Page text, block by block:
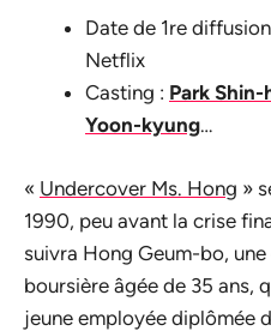
Date de 1re
Netflix
Casting : Park Shin-
Yoon-kyung…
« Undercover Ms. Hong »
1990, peu avant la crise
suivra Hong Geum-bo,
boursière âgée de 35 ans,
jeune employée diplômée